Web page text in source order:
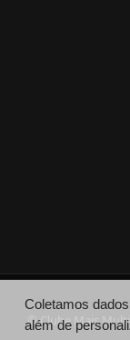
© Clube Mais
Coletamos
além de